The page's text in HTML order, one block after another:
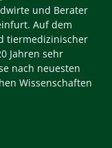
und Berater
Auf dem
tiermedizinischer
Jahren sehr
nach neuesten
Wissenschaften